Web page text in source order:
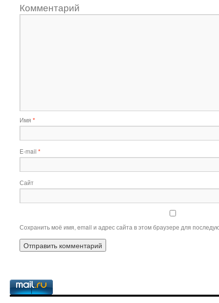
Комментарий
Имя *
E-mail *
Сайт
Сохранить моё имя, email и адрес сайта в этом браузере для